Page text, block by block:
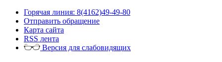
Горячая линия: 8(4162)49-49-80
Отправить обращение
Карта сайта
RSS лента
Версия для слабовидящих